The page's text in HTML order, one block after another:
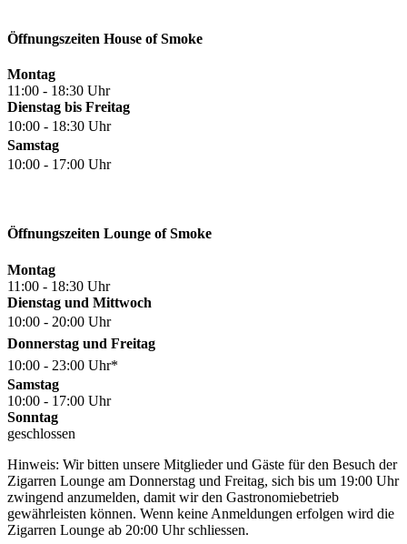
Öffnungszeiten House of Smoke
Montag
11:00 - 18:30 Uhr
Dienstag bis Freitag
10:00 - 18:30 Uhr
Samstag
10:00 - 17:00 Uhr
Öffnungszeiten Lounge of Smoke
Montag
11:00 - 18:30 Uhr
Dienstag und Mittwoch
10:00 - 20:00 Uhr
Donnerstag und Freitag
10:00 - 23:00 Uhr*
Samstag
10:00 - 17:00 Uhr
Sonntag
geschlossen
Hinweis: Wir bitten unsere Mitglieder und Gäste für den Besuch der
Zigarren Lounge am Donnerstag und Freitag, sich bis um 19:00 Uhr
zwingend anzumelden, damit wir den Gastronomiebetrieb
gewährleisten können. Wenn keine Anmeldungen erfolgen wird die
Zigarren Lounge ab 20:00 Uhr schliessen.